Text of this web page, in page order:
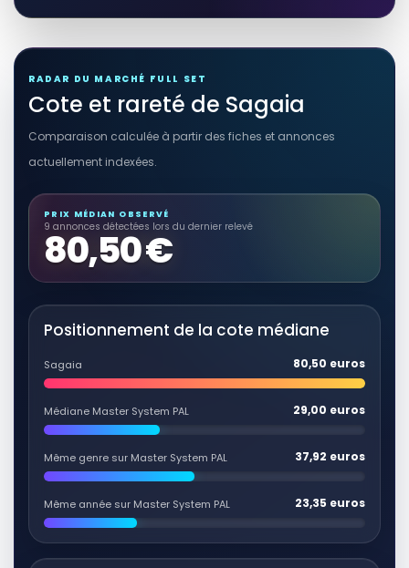
RADAR DU MARCHÉ FULL SET
Cote et rareté de Sagaia
Comparaison calculée à partir des fiches et annonces
actuellement indexées.
PRIX MÉDIAN OBSERVÉ
9 annonces détectées lors du dernier relevé
80,50 €
Positionnement de la cote médiane
Sagaia 80,50 euros
Médiane Master System PAL 29,00 euros
Même genre sur Master System PAL 37,92 euros
Même année sur Master System PAL 23,35 euros